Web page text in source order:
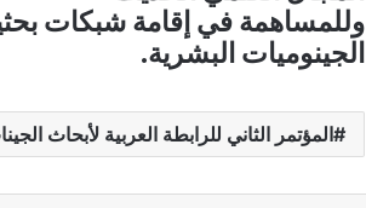
وللمساهمة في إقامة شبكات
الجينوميات البشرية.
المؤتمر الثاني للرابطة العربية لأبحاث